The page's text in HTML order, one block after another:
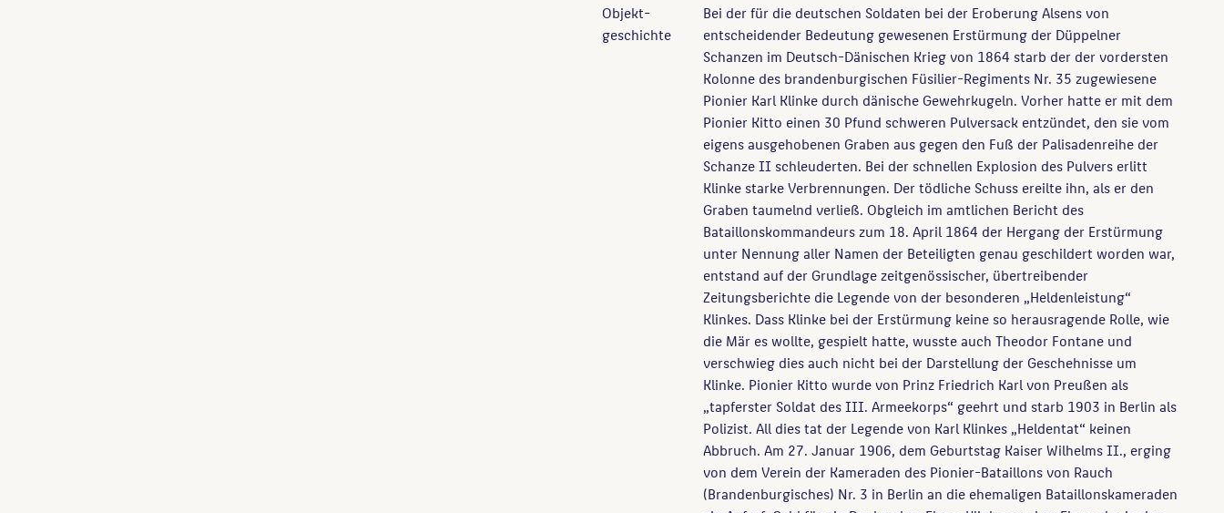
Objekt­
geschichte
Bei der für die deutschen Soldaten bei der Eroberung Alsens von
entscheidender Bedeutung gewesenen Erstürmung der Düppelner
Schanzen im Deutsch-Dänischen Krieg von 1864 starb der der vordersten
Kolonne des brandenburgischen Füsilier-Regiments Nr. 35 zugewiesene
Pionier Karl Klinke durch dänische Gewehrkugeln. Vorher hatte er mit dem
Pionier Kitto einen 30 Pfund schweren Pulversack entzündet, den sie vom
eigens ausgehobenen Graben aus gegen den Fuß der Palisadenreihe der
Schanze II schleuderten. Bei der schnellen Explosion des Pulvers erlitt
Klinke starke Verbrennungen. Der tödliche Schuss ereilte ihn, als er den
Graben taumelnd verließ. Obgleich im amtlichen Bericht des
Bataillonskommandeurs zum 18. April 1864 der Hergang der Erstürmung
unter Nennung aller Namen der Beteiligten genau geschildert worden war,
entstand auf der Grundlage zeitgenössischer, übertreibender
Zeitungsberichte die Legende von der besonderen „Heldenleistung“
Klinkes. Dass Klinke bei der Erstürmung keine so herausragende Rolle, wie
die Mär es wollte, gespielt hatte, wusste auch Theodor Fontane und
verschwieg dies auch nicht bei der Darstellung der Geschehnisse um
Klinke. Pionier Kitto wurde von Prinz Friedrich Karl von Preußen als
„tapferster Soldat des III. Armeekorps“ geehrt und starb 1903 in Berlin als
Polizist. All dies tat der Legende von Karl Klinkes „Heldentat“ keinen
Abbruch. Am 27. Januar 1906, dem Geburtstag Kaiser Wilhelms II., erging
von dem Verein der Kameraden des Pionier-Bataillons von Rauch
(Brandenburgisches) Nr. 3 in Berlin an die ehemaligen Bataillonskameraden